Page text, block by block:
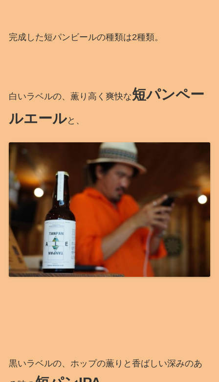
完成した短パンビールの種類は2種類。
白いラベルの、薫り高く爽快な短パンペー
ルエールと、
黒いラベルの、ホップの薫りと香ばしい深みのあ